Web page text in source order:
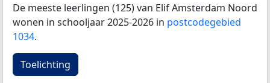
De meeste leerlingen (125) van Elif Amsterdam Noord
wonen in schooljaar 2025-2026 in postcodegebied
1034.
Toelichting